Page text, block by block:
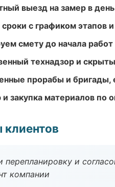
выезд на замер в
с графиком этапов
смету до начала работ
технадзор и
прорабы и
закупка материалов по
перепланировку и
компании